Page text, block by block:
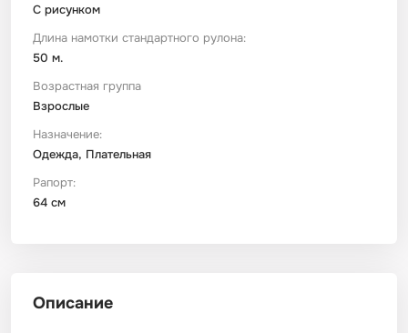
С рисунком
Длина намотки стандартного рулона:
50 м.
Возрастная группа
Взрослые
Назначение:
Одежда, Плательная
Рапорт:
64 см
Описание